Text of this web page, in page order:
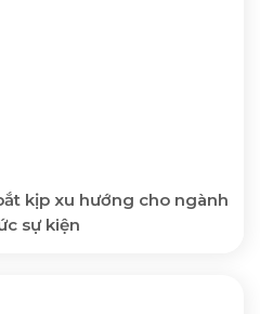
kịp xu hướng cho ngành
sự kiện